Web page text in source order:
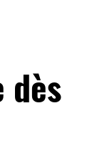
dès